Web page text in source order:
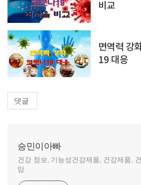
비교
면역력 강
19 대응
댓글
승민이아빠
건강 정보, 기능성건강제품, 건강제품,
암